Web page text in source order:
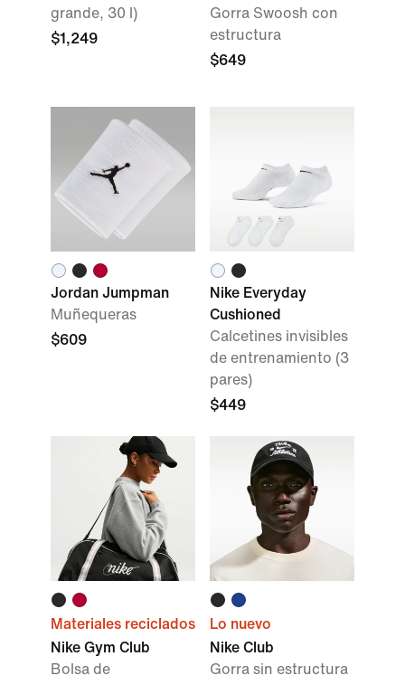
grande, 30 l)
$1,249
Gorra Swoosh con
estructura
$649
Jordan Jumpman
Muñequeras
$609
Nike Everyday
Cushioned
Calcetines invisibles
de entrenamiento (3
pares)
$449
Materiales reciclados
Nike Gym Club
Bolsa de
Lo nuevo
Nike Club
Gorra sin estructura